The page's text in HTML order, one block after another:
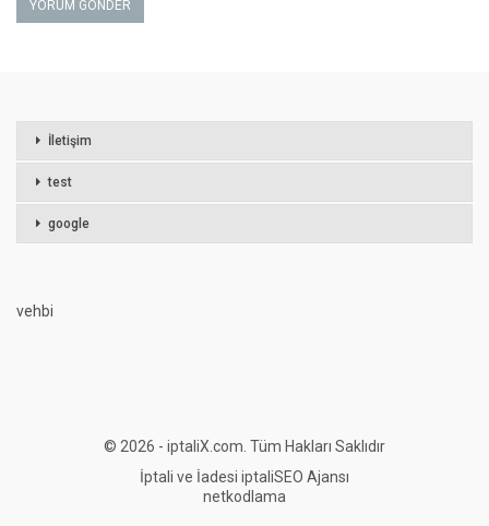
İletişim
test
google
vehbi
© 2026 - iptaliX.com. Tüm Hakları Saklıdır
İptali ve İadesi iptaliSEO Ajansı
netkodlama